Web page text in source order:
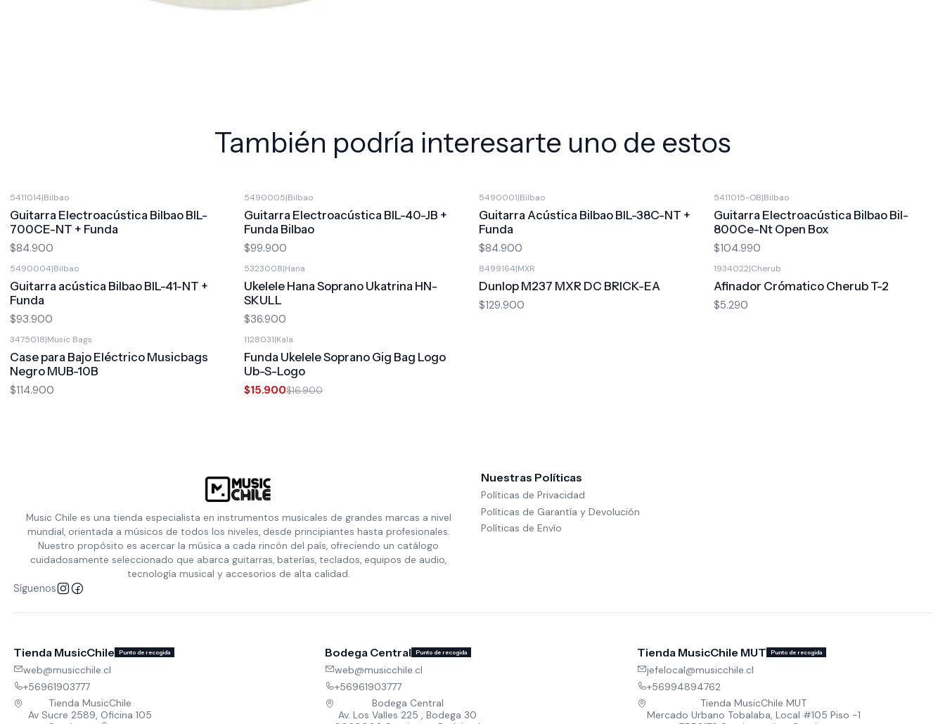
También podría interesarte uno de estos
5411014|Bilbao
Guitarra Electroacústica Bilbao BIL-
700CE-NT + Funda
$84.900
5490005|Bilbao
Guitarra Electroacústica BIL-40-JB +
Funda Bilbao
$99.900
5490001|Bilbao
Guitarra Acústica Bilbao BIL-38C-NT +
Funda
$84.900
5411015-OB|Bilbao
Guitarra Electroacústica Bilbao Bil-
800Ce-Nt Open Box
$104.990
5490004|Bilbao
Guitarra acústica Bilbao BIL-41-NT +
Funda
$93.900
5323008|Hana
Ukelele Hana Soprano Ukatrina HN-
SKULL
$36.900
8499164|MXR
Dunlop M237 MXR DC BRICK-EA
$129.900
1934022|Cherub
Afinador Crómatico Cherub T-2
$5.290
3475018|Music Bags
Case para Bajo Eléctrico Musicbags
Negro MUB-10B
$114.900
1128031|Kala
Funda Ukelele Soprano Gig Bag Logo
Ub-S-Logo
$15.900$16.900
Music Chile es una tienda especialista en instrumentos musicales de grandes marcas a nivel
mundial, orientada a músicos de todos los niveles, desde principiantes hasta profesionales.
Nuestro propósito es acercar la música a cada rincón del país, ofreciendo un catálogo
cuidadosamente seleccionado que abarca guitarras, baterías, teclados, equipos de audio,
tecnología musical y accesorios de alta calidad.
Síguenos
Nuestras Políticas
Políticas de Privacidad
Políticas de Garantía y Devolución
Políticas de Envío
Tienda MusicChile Punto de recogida
web@musicchile.cl
+56961903777
Tienda MusicChile
Av Sucre 2589, Oficina 105
Bodega Central Punto de recogida
web@musicchile.cl
+56961903777
Bodega Central
Av. Los Valles 225 , Bodega 30
Tienda MusicChile MUT Punto de recogida
jefelocal@musicchile.cl
+56994894762
Tienda MusicChile MUT
Mercado Urbano Tobalaba, Local #105 Piso -1